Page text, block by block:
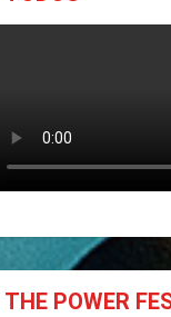
THE POWER